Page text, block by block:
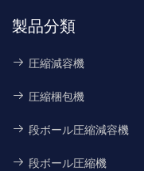
製品分類
圧縮減容機
圧縮梱包機
段ボール圧縮減容機
段ボール圧縮機